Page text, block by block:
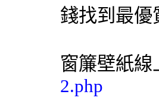
錢找到最優
窗簾壁紙線
2.php